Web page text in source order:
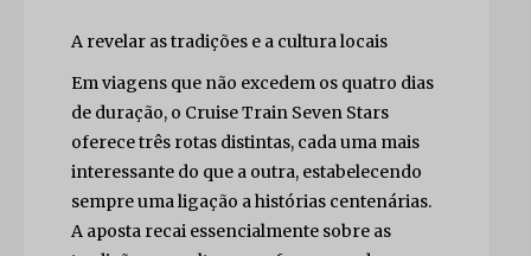
A revelar as tradições e a cultura locais
Em viagens que não excedem os quatro dias
de duração, o Cruise Train Seven Stars
oferece três rotas distintas, cada uma mais
interessante do que a outra, estabelecendo
sempre uma ligação a histórias centenárias.
A aposta recai essencialmente sobre as